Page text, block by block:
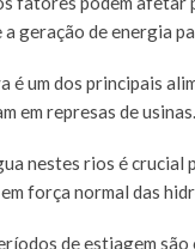
geração de energia
é um dos principais
em represas de usinas.
nestes rios é crucial
força normal das
de estiagem